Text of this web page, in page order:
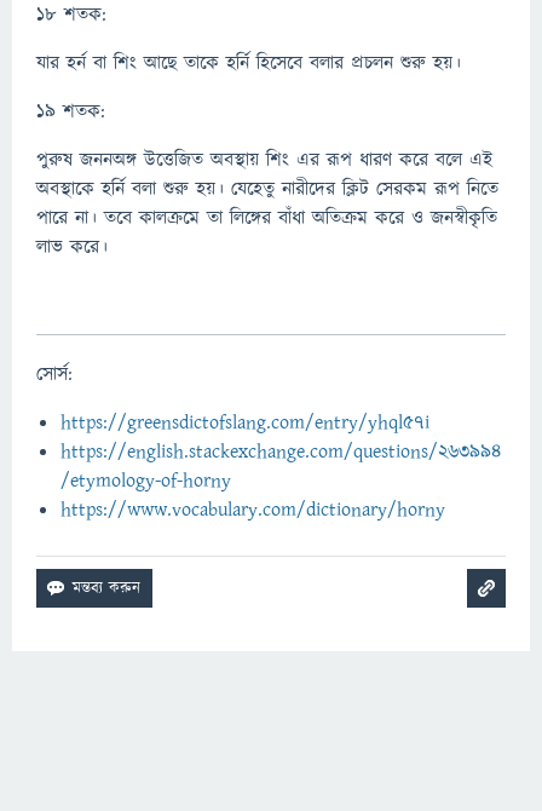
১৮ শতক:
যার হর্ন বা শিং আছে তাকে হর্নি হিসেবে বলার প্রচলন শুরু হয়।
১৯ শতক:
পুরুষ জননঅঙ্গ উত্তেজিত অবস্থায় শিং এর রূপ ধারণ করে বলে এই
অবস্থাকে হর্নি বলা শুরু হয়। যেহেতু নারীদের ক্লিট সেরকম রূপ নিতে
পারে না। তবে কালক্রমে তা লিঙ্গের বাঁধা অতিক্রম করে ও জনস্বীকৃতি
লাভ করে।
সোর্স:
https://greensdictofslang.com/entry/yhql57i
https://english.stackexchange.com/questions/263994
/etymology-of-horny
https://www.vocabulary.com/dictionary/horny